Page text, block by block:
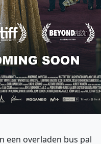
een overladen bus pal